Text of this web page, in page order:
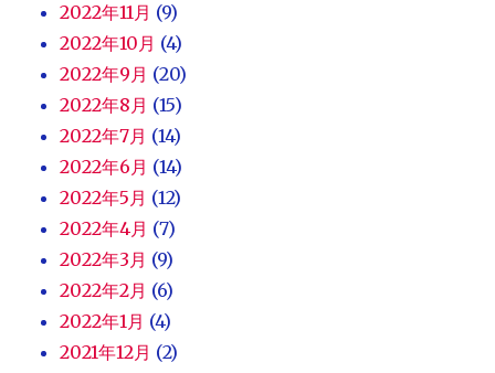
2022年11月 (9)
2022年10月 (4)
2022年9月 (20)
2022年8月 (15)
2022年7月 (14)
2022年6月 (14)
2022年5月 (12)
2022年4月 (7)
2022年3月 (9)
2022年2月 (6)
2022年1月 (4)
2021年12月 (2)